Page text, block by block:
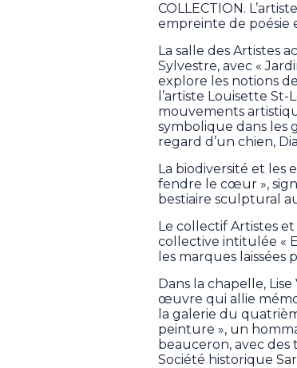
COLLECTION.
empreinte de poésie
La salle des Artistes
Sylvestre, avec «
explore les notions
l’artiste Louisette
mouvements
symbolique dans les
regard d’un chien,
La biodiversité et les
fendre le cœur »,
bestiaire sculptural
Le collectif Artistes
collective intitulée «
les marques
Dans la chapelle,
œuvre qui allie
la galerie du
peinture », un
beauceron, avec des
Société historique